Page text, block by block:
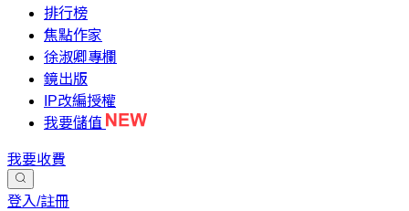
排行榜
焦點作家
徐淑卿專欄
鏡出版
IP改編授權
我要儲值
我要收費
登入/註冊